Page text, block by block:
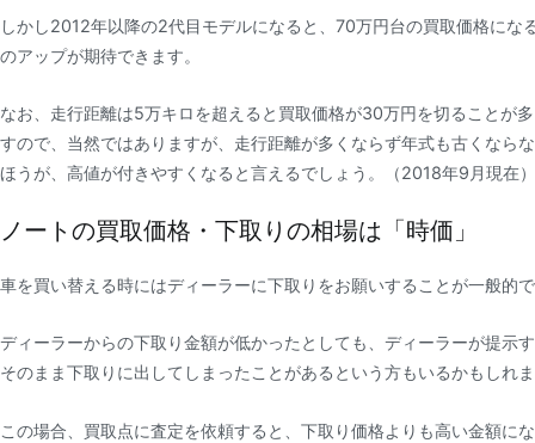
しかし2012年以降の2代目モデルになると、70万円台の買取価格にな
のアップが期待できます。
なお、走行距離は5万キロを超えると買取価格が30万円を切ることが
すので、当然ではありますが、走行距離が多くならず年式も古くなら
ほうが、高値が付きやすくなると言えるでしょう。（2018年9月現在）
ノートの買取価格・下取りの相場は「時価」
車を買い替える時にはディーラーに下取りをお願いすることが一般的
ディーラーからの下取り金額が低かったとしても、ディーラーが提示
そのまま下取りに出してしまったことがあるという方もいるかもしれ
この場合、買取点に査定を依頼すると、下取り価格よりも高い金額に